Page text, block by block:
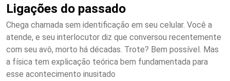
Ligações do passado
Chega chamada sem identificação em seu celular. Você a
atende, e seu interlocutor diz que conversou recentemente
com seu avô, morto há décadas. Trote? Bem possível. Mas
a física tem explicação teórica bem fundamentada para
esse acontecimento inusitado